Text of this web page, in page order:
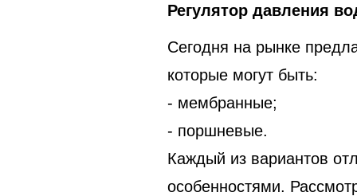
Регулятор давления
Сегодня на рынке
которые могут быть:
- мембранные;
- поршневые.
Каждый из вариантов
особенностями.